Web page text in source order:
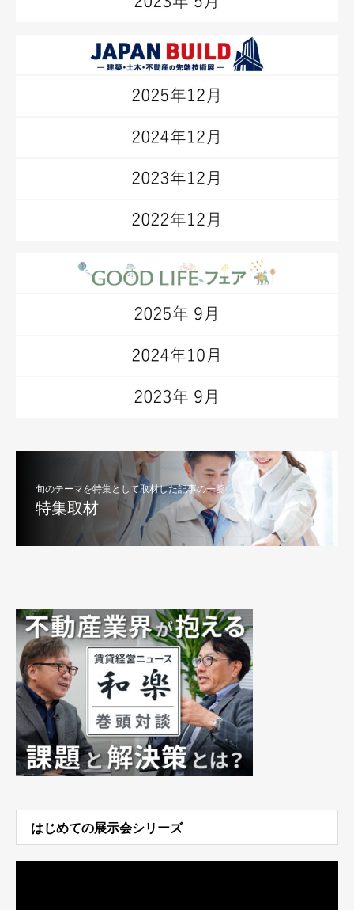
旬のテーマを特集として取材した記事の一覧
特集取材
はじめての展示会シリーズ